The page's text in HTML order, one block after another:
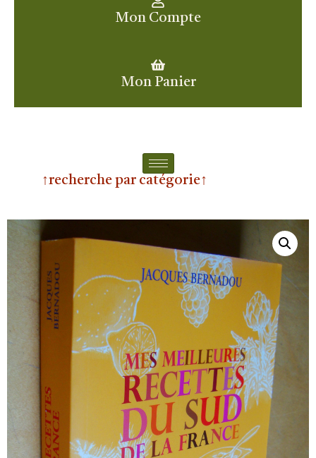
Mon Compte
Mon Panier
↑recherche par catégorie↑